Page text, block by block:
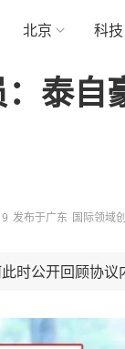
北京 科技
泰自
发布于广东 国际领域
时公开回顾协议